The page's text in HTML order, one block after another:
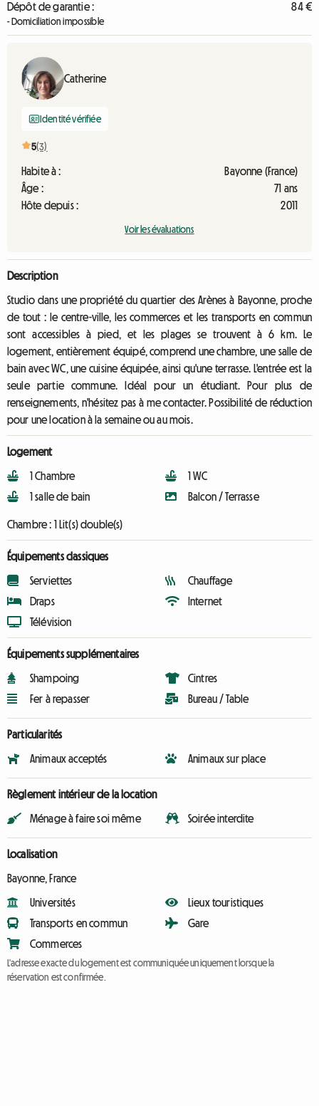
Dépôt de garantie :
84 €
- Domiciliation impossible
Catherine
Identité vérifiée
5(3)
Habite à :
Bayonne (France)
Âge :
71 ans
Hôte depuis :
2011
Voir les évaluations
Description
Studio dans une propriété du quartier des Arènes à Bayonne, proche
de tout : le centre-ville, les commerces et les transports en commun
sont accessibles à pied, et les plages se trouvent à 6 km. Le
logement, entièrement équipé, comprend une chambre, une salle de
bain avec WC, une cuisine équipée, ainsi qu'une terrasse. L'entrée est la
seule partie commune. Idéal pour un étudiant. Pour plus de
renseignements, n'hésitez pas à me contacter. Possibilité de réduction
pour une location à la semaine ou au mois.
Logement
1 Chambre
1 salle de bain
1 WC
Balcon / Terrasse
Chambre : 1 Lit(s) double(s)
Équipements classiques
Serviettes
Draps
Télévision
Chauffage
Internet
Équipements supplémentaires
Shampoing
Fer à repasser
Cintres
Bureau / Table
Particularités
Animaux acceptés Animaux sur place
Règlement intérieur de la location
Ménage à faire soi même Soirée interdite
Localisation
Bayonne, France
Universités
Transports en commun
Commerces
Lieux touristiques
Gare
L'adresse exacte du logement est communiquée uniquement lorsque la
réservation est confirmée.